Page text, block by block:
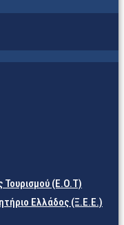
Τουρισμού (Ε.Ο.Τ)
Ελλάδος (Ξ.Ε.Ε.)